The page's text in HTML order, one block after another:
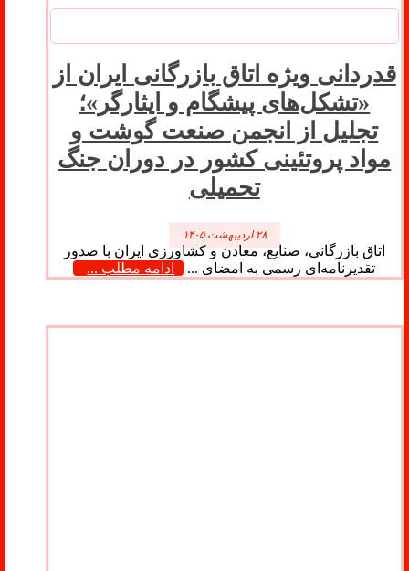
قدردانی ویژه اتاق بازرگانی ایران از
«تشکل‌های پیشگام و ایثارگر»؛
تجلیل از انجمن صنعت گوشت و
مواد پروتئینی کشور در دوران جنگ
تحمیلی
۲۸ اردیبهشت ۱۴۰۵
اتاق بازرگانی، صنایع، معادن و کشاورزی ایران با صدور
تقدیرنامه‌ای رسمی به امضای ...
ادامه مطلب ...